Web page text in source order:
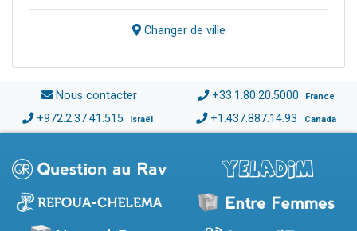
Changer de ville
Nous contacter +33.1.80.20.5000 France
+972.2.37.41.515 Israël +1.437.887.14.93 Canada